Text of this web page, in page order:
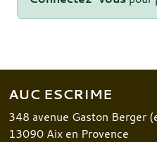
AUC ESCRIME
348 avenue Gaston Berger
13090 Aix en Provence